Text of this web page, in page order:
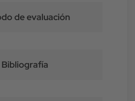
de evaluación
Bibliografía